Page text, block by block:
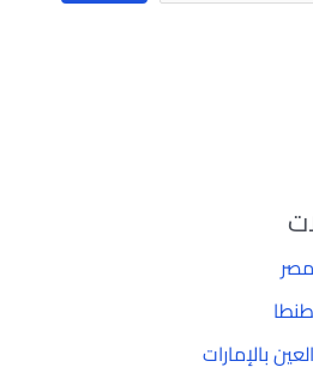
بالإمارات